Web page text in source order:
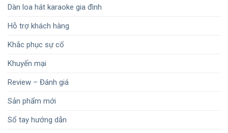
Dàn loa hát karaoke gia đình
Hỗ trợ khách hàng
Khắc phục sự cố
Khuyến mại
Review – Đánh giá
Sản phẩm mới
Sổ tay hướng dẫn